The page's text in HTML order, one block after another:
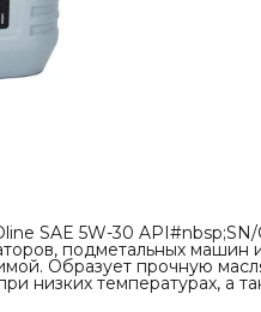
SAE 5W-30
подметальных машин
Образует прочную
низких температурах, а